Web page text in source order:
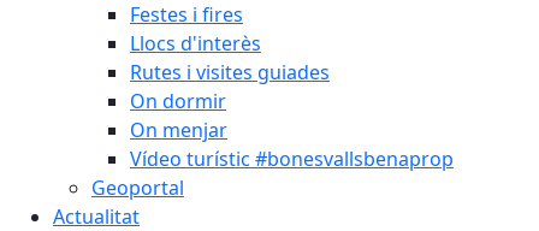
Festes i fires
Llocs d'interès
Rutes i visites guiades
On dormir
On menjar
Vídeo turístic #bonesvallsbenaprop
Geoportal
Actualitat